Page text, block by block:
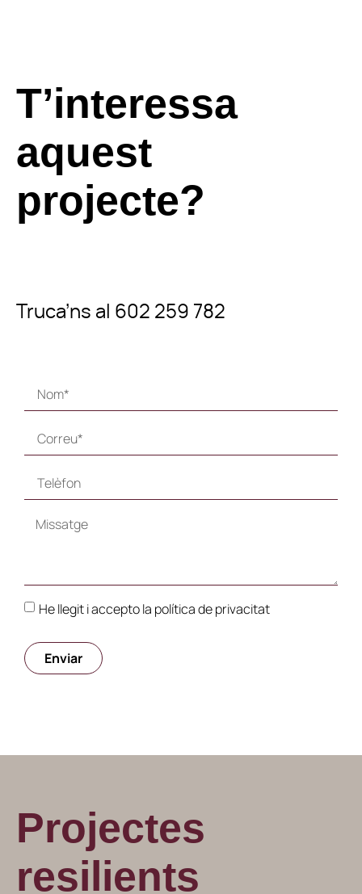
T’interessa
aquest
projecte?
Truca’ns al 602 259 782
He llegit i accepto la política de privacitat
Enviar
Projectes
resilients